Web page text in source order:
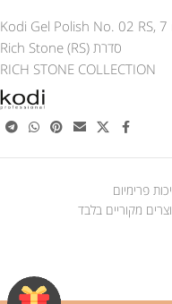
Kodi Gel Polish No. 02 RS, 7
סדרת Rich Stone (RS)
RICH STONE COLLECTION
פרימיום
מקוריים בלבד